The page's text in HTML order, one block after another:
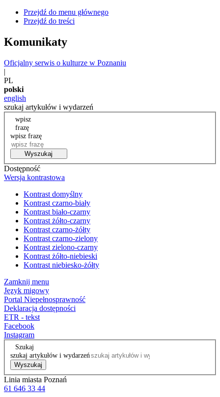
Przejdź do menu głównego
Przejdź do treści
Komunikaty
Oficjalny serwis o kulturze w Poznaniu
|
PL
polski
english
szukaj artykułów i wydarzeń
wpisz
frazę
wpisz frazę
Wyszukaj
Dostępność
Wersja kontrastowa
Kontrast domyślny
Kontrast czarno-biały
Kontrast biało-czarny
Kontrast żółto-czarny
Kontrast czarno-żółty
Kontrast czarno-zielony
Kontrast zielono-czarny
Kontrast żółto-niebieski
Kontrast niebiesko-żółty
Zamknij menu
Język migowy
Portal Niepełnosprawność
Deklaracja dostępności
ETR - tekst
Facebook
Instagram
Szukaj
szukaj artykułów i wydarzeń
Wyszukaj
Linia miasta Poznań
61 646 33 44